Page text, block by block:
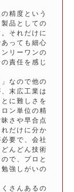
精度という
品としての
それだけに
っても細心
リーワンの
責任を感じ
なので他の
末広工業は
に難しさを
ン単位の精
さや早合点
だけに分か
要で、会社
んどん技術
で、プロと
強しがいの
さんあるの